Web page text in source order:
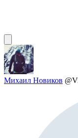
Михаил Новиков